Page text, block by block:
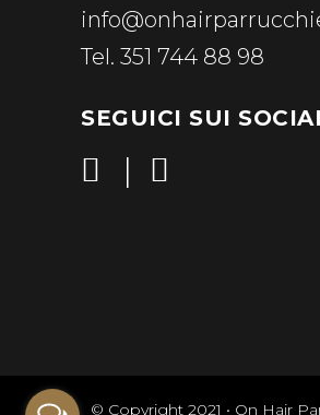
Tel. 351 744 88 98
SEGUICI SUI
© Copyright 2021 • On Hair